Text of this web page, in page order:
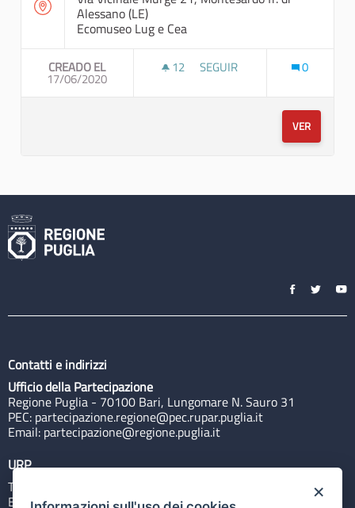
Alessano (LE)
Ecomuseo Lug e Cea
CREADO EL
17/06/2020
12 12 SEGUIDORAS
SEGUIR 0
VER
Contatti e indirizzi
Ufficio della Partecipazione
Regione Puglia - 70100 Bari, Lungomare N. Sauro 31
PEC: partecipazione.regione@pec.rupar.puglia.it
Email: partecipazione@regione.puglia.it
URP
Tel: 800713939
Email:quiregione@regione.puglia.it ×